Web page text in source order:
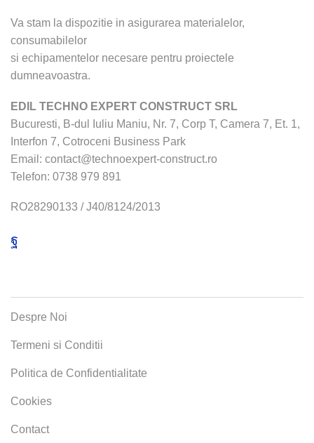
Va stam la dispozitie in asigurarea materialelor,
consumabilelor
si echipamentelor necesare pentru proiectele
dumneavoastra.
EDIL TECHNO EXPERT CONSTRUCT SRL
Bucuresti, B-dul Iuliu Maniu, Nr. 7, Corp T, Camera 7, Et. 1,
Interfon 7, Cotroceni Business Park
Email: contact@technoexpert-construct.ro
Telefon: 0738 979 891
RO28290133 / J40/8124/2013
Facebook
Despre Noi
Termeni si Conditii
Politica de Confidentialitate
Cookies
Contact